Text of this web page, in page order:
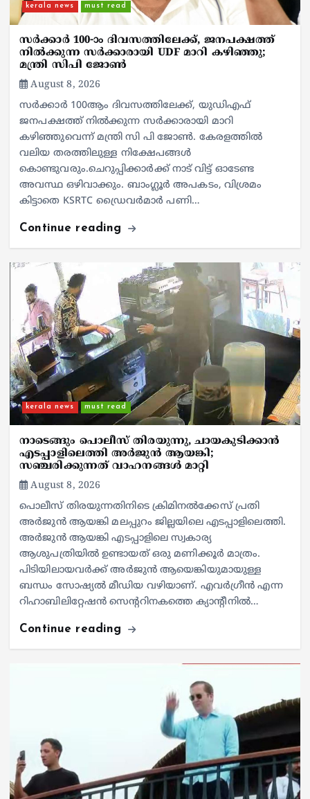
kerala news must read
സർക്കാർ 100-ാം ദിവസത്തിലേക്ക്, ജനപക്ഷത്ത്
നിൽക്കുന്ന സർക്കാരായി UDF മാറി കഴിഞ്ഞു;
മന്ത്രി സിപി ജോൺ
August 8, 2026
സർക്കാർ 100ആം ദിവസത്തിലേക്ക്, യുഡിഎഫ്
ജനപക്ഷത്ത് നിൽക്കുന്ന സർക്കാരായി മാറി
കഴിഞ്ഞുവെന്ന് മന്ത്രി സി പി ജോൺ. കേരളത്തിൽ
വലിയ തരത്തിലുള്ള നിക്ഷേപങ്ങൾ
കൊണ്ടുവരും.ചെറുപ്പിക്കാർക്ക് നാട് വിട്ട് ഓടേണ്ട
അവസ്ഥ ഒഴിവാക്കും. ബാംഗ്ലൂർ അപകടം, വിശ്രമം
കിട്ടാതെ KSRTC ഡ്രൈവർമാർ പണി…
Continue reading
kerala news must read
നാടെങ്ങും പൊലീസ് തിരയുന്നു, ചായകുടിക്കാൻ
എടപ്പാളിലെത്തി അർജുൻ ആയങ്കി;
സഞ്ചരിക്കുന്നത് വാഹനങ്ങൾ മാറ്റി
August 8, 2026
പൊലീസ് തിരയുന്നതിനിടെ ക്രിമിനല്‍ക്കേസ് പ്രതി
അര്‍ജുന്‍ ആയങ്കി മലപ്പുറം ജില്ലയിലെ എടപ്പാളിലെത്തി.
അര്‍ജുന്‍ ആയങ്കി എടപ്പാളിലെ സ്വകാര്യ
ആശുപത്രിയിൽ ഉണ്ടായത് ഒരു മണിക്കൂർ മാത്രം.
പിടിയിലായവർക്ക് അർജുൻ ആയെങ്കിയുമായുള്ള
ബന്ധം സോഷ്യൽ മീഡിയ വഴിയാണ്. എവർഗ്രീൻ എന്ന
റിഹാബിലിറ്റേഷൻ സെന്ററിനകത്തെ ക്യാന്റീനിൽ…
Continue reading